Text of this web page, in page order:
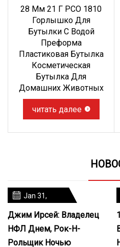
28 Мм 21 Г PCO 1810
Горлышко Для
Бутылки С Водой
Преформа
Пластиковая Бутылка
Косметическая
Бутылка Для
Домашних Животных
читать далее
Jan 31,
Джим Ирсей: Владелец
НФЛ Днем, Рок-Н-
Рольщик Ночью